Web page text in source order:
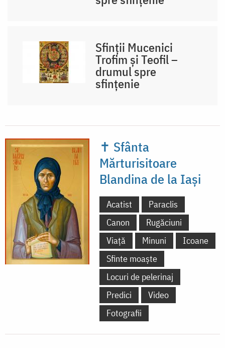
Sfinții Mucenici
Trofim și Teofil –
drumul spre
sfințenie
✝ Sfânta
Mărturisitoare
Blandina de la Iași
Acatist
Paraclis
Canon
Rugăciuni
Viață
Minuni
Icoane
Sfinte moaște
Locuri de pelerinaj
Predici
Video
Fotografii